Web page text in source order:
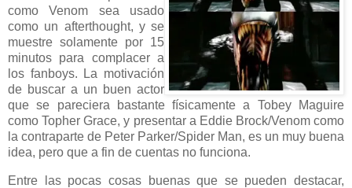
como Venom sea usado
como un afterthought, y se
muestre solamente por 15
minutos para complacer a
los fanboys. La motivación
de buscar a un buen actor
que se pareciera bastante físicamente a Tobey Maguire
como Topher Grace, y presentar a Eddie Brock/Venom como
la contraparte de Peter Parker/Spider Man, es un muy buena
idea, pero que a fin de cuentas no funciona.
Entre las pocas cosas buenas que se pueden destacar,